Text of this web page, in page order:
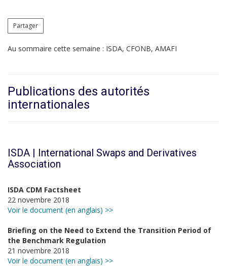
Partager
Au sommaire cette semaine : ISDA, CFONB, AMAFI
Publications des autorités
internationales
ISDA | International Swaps and Derivatives
Association
ISDA CDM Factsheet
22 novembre 2018
Voir le document (en anglais) >>
Briefing on the Need to Extend the Transition Period of
the Benchmark Regulation
21 novembre 2018
Voir le document (en anglais) >>